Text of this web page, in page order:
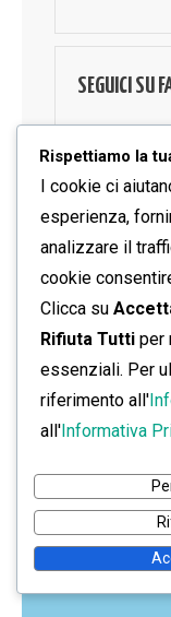
SEGUICI SU
Home
Rispettiamo la
I cookie ci
esperienza,
analizzare il
cookie
Clicca su
Rifiuta Tutti per
essenziali. Per
riferimento all'
all'Informativa